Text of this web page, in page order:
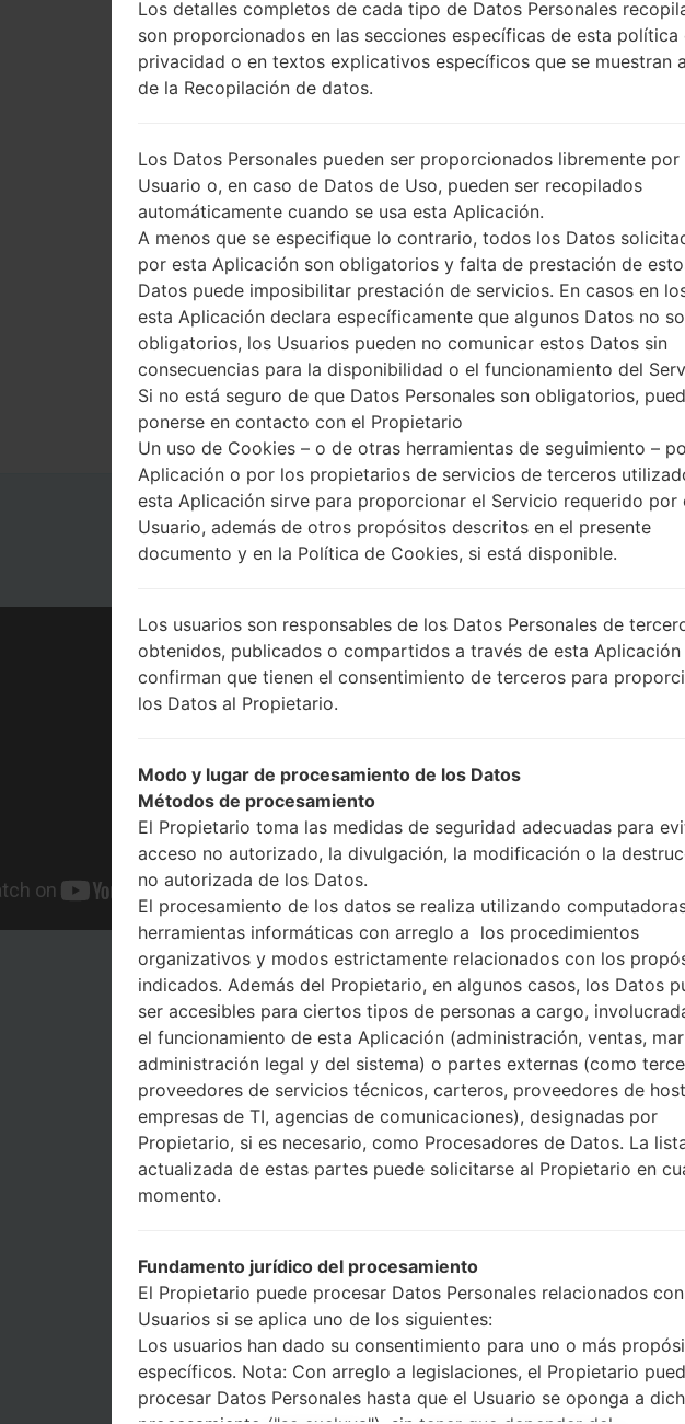
DESCRIPCIÓN Beeline, Kcell, Activ, NEO
Instrucciones
Descargue a su PC:
A continuación,
Debe obtener 1 (si es
CSC _ ***: "País y
Agregue todos los
Si desea hacer clean
Ahora apague su
Cómo hacer todos los
Presione y
botón de Subir
Presione y
Bajar volumen y
Presione y
botón de Bajar
Conecte un cable
botón de Bixby y la
Presione y
Especifique solo
Automático.
Finalmente, presione
reiniciará y se
Los detalles completos de cada tipo de Datos Personales
son proporcionados en las secciones específicas de esta política
privacidad o en textos explicativos específicos que se muestran
de la Recopilación de datos.
Los Datos Personales pueden ser proporcionados libremente por
Usuario o, en caso de Datos de Uso, pueden ser recopilados
automáticamente cuando se usa esta Aplicación.
A menos que se especifique lo contrario, todos los Datos
por esta Aplicación son obligatorios y falta de prestación de
Datos puede imposibilitar prestación de servicios. En casos en
esta Aplicación declara específicamente que algunos Datos no
obligatorios, los Usuarios pueden no comunicar estos Datos sin
consecuencias para la disponibilidad o el funcionamiento del
Si no está seguro de que Datos Personales son obligatorios,
ponerse en contacto con el Propietario
Un uso de Cookies – o de otras herramientas de seguimiento –
Aplicación o por los propietarios de servicios de terceros
esta Aplicación sirve para proporcionar el Servicio requerido por
Usuario, además de otros propósitos descritos en el presente
documento y en la Política de Cookies, si está disponible.
Los usuarios son responsables de los Datos Personales de
obtenidos, publicados o compartidos a través de esta Aplicación
confirman que tienen el consentimiento de terceros para
los Datos al Propietario.
Modo y lugar de procesamiento de los Datos
Métodos de procesamiento
El Propietario toma las medidas de seguridad adecuadas para
acceso no autorizado, la divulgación, la modificación o la
no autorizada de los Datos.
El procesamiento de los datos se realiza utilizando
herramientas informáticas con arreglo a los procedimientos
organizativos y modos estrictamente relacionados con los
indicados. Además del Propietario, en algunos casos, los Datos
ser accesibles para ciertos tipos de personas a cargo,
el funcionamiento de esta Aplicación (administración, ventas,
administración legal y del sistema) o partes externas (como
proveedores de servicios técnicos, carteros, proveedores de
empresas de TI, agencias de comunicaciones), designadas por
Propietario, si es necesario, como Procesadores de Datos. La
actualizada de estas partes puede solicitarse al Propietario en
momento.
Fundamento jurídico del procesamiento
El Propietario puede procesar Datos Personales relacionados
Usuarios si se aplica uno de los siguientes:
Los usuarios han dado su consentimiento para uno o más
específicos. Nota: Con arreglo a legislaciones, el Propietario
procesar Datos Personales hasta que el Usuario se oponga a